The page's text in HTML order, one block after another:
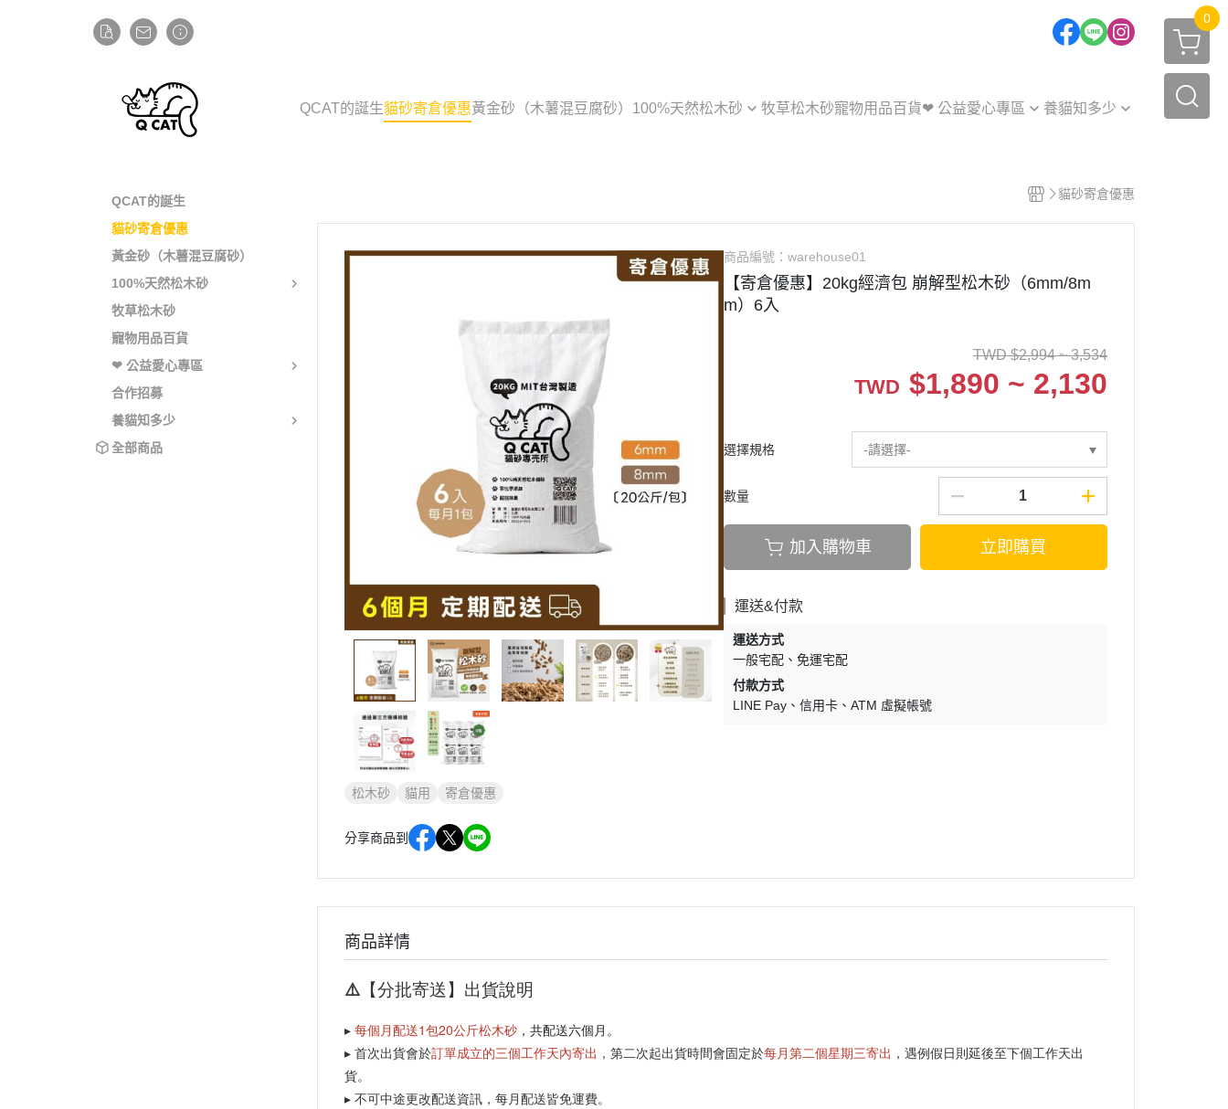
0
QCAT的誕生貓砂寄倉優惠黃金砂（木薯混豆腐砂） 100%天然松木砂 牧草松木砂寵物用品百貨❤ 公益愛心專區 養貓知多少
QCAT的誕生
貓砂寄倉優惠
黃金砂（木薯混豆腐砂）
100%天然松木砂
牧草松木砂
寵物用品百貨
❤ 公益愛心專區
合作招募
養貓知多少
全部商品
貓砂寄倉優惠
松木砂 貓用 寄倉優惠
分享商品到
商品編號：warehouse01
【寄倉優惠】20kg經濟包 崩解型松木砂（6mm/8m
m）6入
TWD $2,994 ~ 3,534
TWD $1,890 ~ 2,130
選擇規格 -請選擇-
數量
加入購物車 立即購買
運送&付款
運送方式
一般宅配
免運宅配
付款方式
LINE Pay
信用卡 ATM 虛擬帳號
商品詳情
⚠️【分批寄送】出貨說明
▸ 每個月配送1包20公斤松木砂 ，共配送六個月 。
▸ 首次出貨會於訂單成立的三個工作天內寄出 ， 第二次起出貨時間會固定於每月第二個星期三寄出 ，遇例假日則延後至下個工作天出
貨。
▸ 不可中途更改配送資訊，每月配送皆免運費。